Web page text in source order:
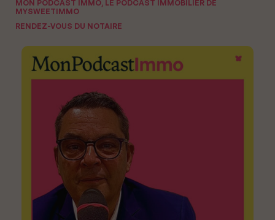
MON PODCAST IMMO, LE PODCAST IMMOBILIER DE
MYSWEETIMMO
RENDEZ-VOUS DU NOTAIRE